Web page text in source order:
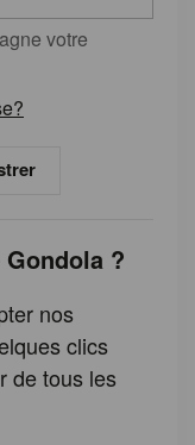
votre
?
nos
clics
de tous les